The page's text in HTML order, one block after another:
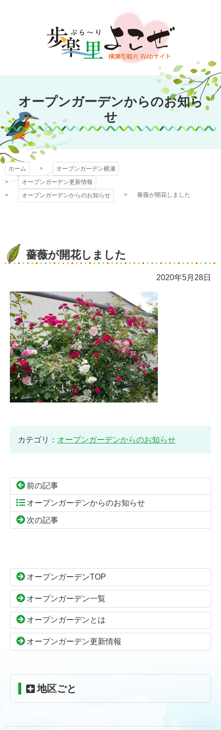
文
キ
プ
オープンガーデン
横瀬
オープンガーデンからのお知ら
せ
ホーム
オープンガーデン横瀬
オープンガーデン更新情報
オープンガーデンからのお知らせ
薔薇が開花しました
薔薇が開花しました
2020年5月28日
カテゴリ： オープンガーデンからのお知らせ
前の記事
オープンガーデンからのお知らせ
次の記事
ン
本
文
先
へ
る
の
頭
へ
る
オープンガーデンTOP
オープンガーデン一覧
オープンガーデンとは
オープンガーデン更新情報
地区ごと